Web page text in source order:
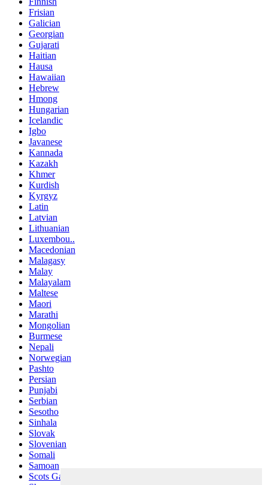
Frisian
Galician
Georgian
Gujarati
Haitian
Hausa
Hawaiian
Hebrew
Hmong
Hungarian
Icelandic
Igbo
Javanese
Kannada
Kazakh
Khmer
Kurdish
Kyrgyz
Latin
Latvian
Lithuanian
Luxembou..
Macedonian
Malagasy
Malay
Malayalam
Maltese
Maori
Marathi
Mongolian
Burmese
Nepali
Norwegian
Pashto
Persian
Punjabi
Serbian
Sesotho
Sinhala
Slovak
Slovenian
Somali
Samoan
Scots Gaelic